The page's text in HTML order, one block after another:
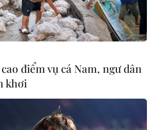
điểm vụ cá Nam, ngư dân
khơi